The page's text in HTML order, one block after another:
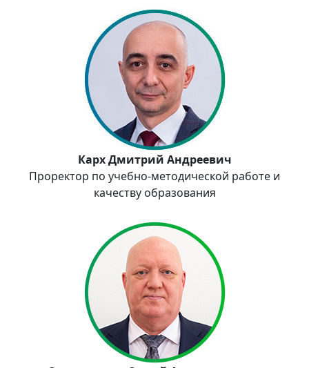
Карх Дмитрий Андреевич
Проректор по учебно-методической работе и
качеству образования